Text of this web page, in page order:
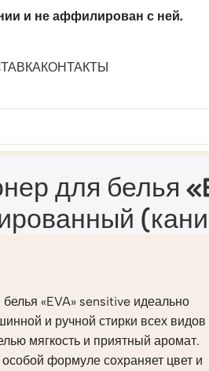
и не аффилирован с ней.
КОНТАКТЫ
(канистра 1,8 л)
для белья
«EVA» sensitive идеально
и ручной стирки всех видов
мягкость и приятный аромат.
формуле сохраняет цвет и